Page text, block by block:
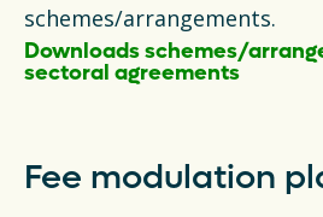
Ga naar nederlands
schemes/arrangements.
Downloads schemes/
sectoral agreements
Fee modulation